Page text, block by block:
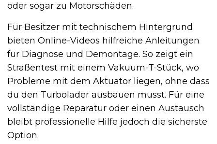
oder sogar zu Motorschäden.
Für Besitzer mit technischem Hintergrund
bieten Online-Videos hilfreiche Anleitungen
für Diagnose und Demontage. So zeigt ein
Straßentest mit einem Vakuum-T-Stück, wo
Probleme mit dem Aktuator liegen, ohne dass
du den Turbolader ausbauen musst. Für eine
vollständige Reparatur oder einen Austausch
bleibt professionelle Hilfe jedoch die sicherste
Option.